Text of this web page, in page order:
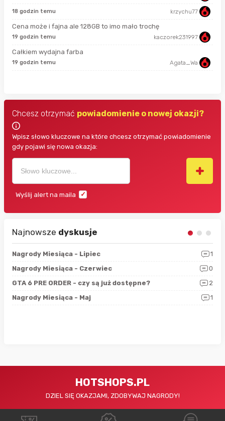
18 godzin temu krzychu77
Cena może i fajna ale 128GB to imo mało trochę
19 godzin temu kaczorek231997
Całkiem wydajna farba
19 godzin temu Agata_Wa
Chcesz otrzymać powiadomienie o nowej okazji?
Wpisz słowo kluczowe na które chcesz otrzymać powiadomienie
gdy pojawi się nowa okazja:
Wyślij alert na maila
Najnowsze dyskusje
Nagrody Miesiąca - Lipiec
1
Nagrody Miesiąca - Czerwiec
0
GTA 6 PRE ORDER - czy są już dostępne?
2
Nagrody Miesiąca - Maj
1
HOTSHOPS.PL
DZIEL SIĘ OKAZJAMI, ZDOBYWAJ NAGRODY!